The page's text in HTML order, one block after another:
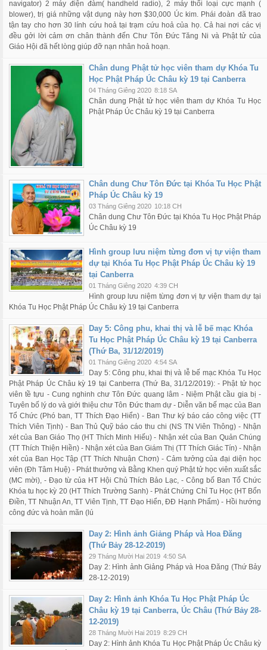
navigator) 2 máy điện đàm( handheld radio), 2 máy thổi loại cực mạnh (
blower), trị giá những vật dụng này hơn $30,000 Úc kim. Phái đoàn đã trao
tận tay cho hơn 30 lính cứu hoả tại trạm cứu hoả của họ. Cả hai nơi các vị
đều gởi lời cảm ơn chân thành đến Chư Tôn Đức Tăng Ni và Phật tử của
Giáo Hội đã hết lòng giúp đỡ nạn nhân hoả hoạn.
Chân dung Phật tử học viên tham dự Khóa Tu
Học Phật Pháp Úc Châu kỳ 19 tại Canberra
04 Tháng Giêng 2020 8:18 SA
Chân dung Phật tử học viên tham dự Khóa Tu Học
Phật Pháp Úc Châu kỳ 19 tại Canberra
Chân dung Chư Tôn Đức tại Khóa Tu Học Phật
Pháp Úc Châu kỳ 19
03 Tháng Giêng 2020 10:18 CH
Chân dung Chư Tôn Đức tại Khóa Tu Học Phật Pháp
Úc Châu kỳ 19
Hình group lưu niệm từng đơn vị tự viện tham
dự tại Khóa Tu Học Phật Pháp Úc Châu kỳ 19
tại Canberra
01 Tháng Giêng 2020 4:39 CH
Hình group lưu niệm từng đơn vị tự viện tham dự tại
Khóa Tu Học Phật Pháp Úc Châu kỳ 19 tại Canberra
Day 5: Công phu, khai thị và lễ bế mạc Khóa
Tu Học Phật Pháp Úc Châu kỳ 19 tại Canberra
(Thứ Ba, 31/12/2019)
01 Tháng Giêng 2020 4:54 SA
Day 5: Công phu, khai thị và lễ bế mạc Khóa Tu Học
Phật Pháp Úc Châu kỳ 19 tại Canberra (Thứ Ba, 31/12/2019): - Phật tử học
viên tề tựu - Cung nghinh chư Tôn Đức quang lâm - Niệm Phật cầu gia bị -
Tuyên bố lý do và giới thiệu chư Tôn Đức tham dự - Diễn văn bế mạc của Ban
Tổ Chức (Phó ban, TT Thích Đạo Hiển) - Ban Thư ký báo cáo công việc (TT
Thích Viên Tịnh) - Ban Thủ Quỹ báo cáo thu chi (NS TN Viên Thông) - Nhận
xét của Ban Giáo Thọ (HT Thích Minh Hiếu) - Nhận xét của Ban Quản Chúng
(TT Thích Thiện Hiền) - Nhận xét của Ban Giám Thị (TT Thích Giác Tín) - Nhận
xét của Ban Học Tập (TT Thích Nhuận Chơn) - Cảm tưởng của đại diện học
viên (Đh Tâm Huệ) - Phát thưởng và Bằng Khen quý Phật tử học viên xuất sắc
(MC mời), - Đạo từ của HT Hội Chủ Thích Bảo Lạc, - Công bố Ban Tổ Chức
Khóa tu học kỳ 20 (HT Thích Trường Sanh) - Phát Chứng Chỉ Tu Học (HT Bổn
Điền, TT Nhuận An, TT Viên Tịnh, TT Đạo Hiển, ĐĐ Hạnh Phẩm) - Hồi hướng
công đức và hoàn mãn (lú
Day 2: Hình ảnh Giảng Pháp và Hoa Đăng
(Thứ Bảy 28-12-2019)
29 Tháng Mười Hai 2019 4:50 SA
Day 2: Hình ảnh Giảng Pháp và Hoa Đăng (Thứ Bảy
28-12-2019)
Day 2: Hình ảnh Khóa Tu Học Phật Pháp Úc
Châu kỳ 19 tại Canberra, Úc Châu (Thứ Bảy 28-
12-2019)
28 Tháng Mười Hai 2019 8:29 CH
Day 2: Hình ảnh Khóa Tu Học Phật Pháp Úc Châu kỳ